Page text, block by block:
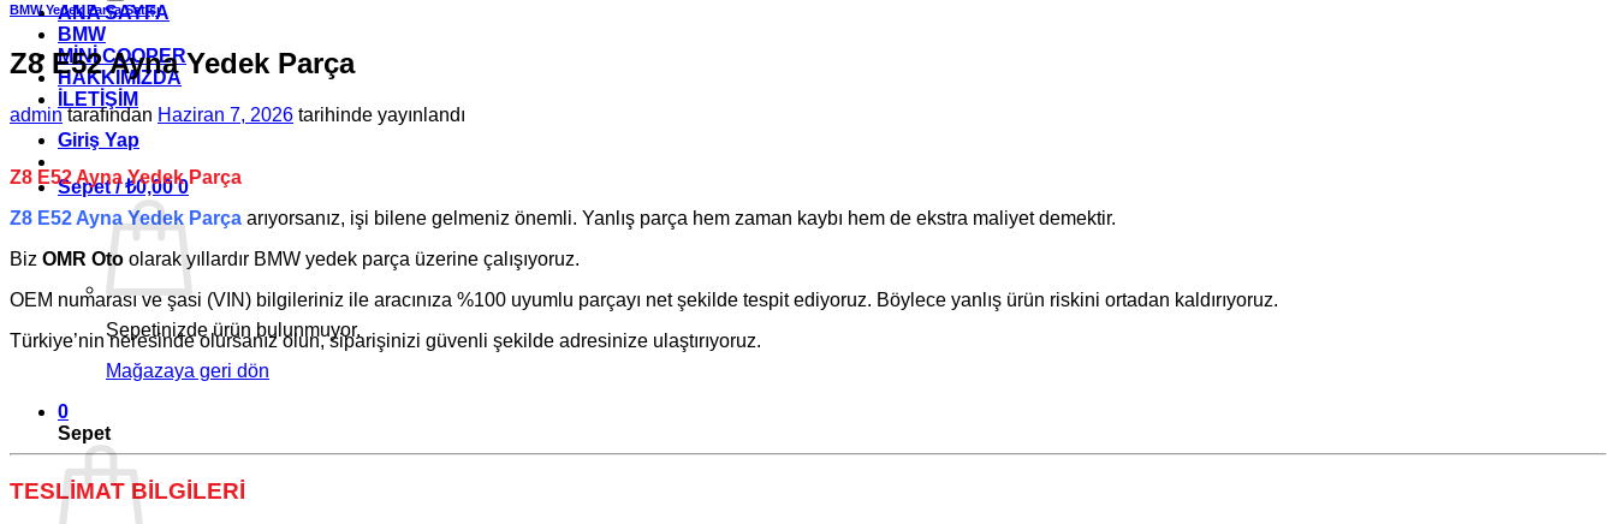
ANA SAYFA
BMW
MİNİ COOPER
HAKKIMIZDA
İLETİŞİM
Giriş Yap
Sepet /₺0,00 0
Sepetinizde ürün bulunmuyor.
Mağazaya geri dön
0
Sepet
BMW Yedek Parça Satışı
Z8 E52 Ayna Yedek Parça
admintarafından Haziran 7, 2026 tarihinde yayınlandı
Z8 E52 Ayna Yedek Parça
Z8 E52 Ayna Yedek Parça arıyorsanız, işi bilene gelmeniz önemli. Yanlış parça hem zaman kaybı hem de ekstra maliyet demektir.
Biz OMR Oto olarak yıllardır BMW yedek parça üzerine çalışıyoruz.
OEM numarası ve şasi (VIN) bilgileriniz ile aracınıza %100 uyumlu parçayı net şekilde tespit ediyoruz. Böylece yanlış ürün riskini ortadan kaldırıyoruz.
Türkiye’nin neresinde olursanız olun, siparişinizi güvenli şekilde adresinize ulaştırıyoruz.
TESLİMAT BİLGİLERİ